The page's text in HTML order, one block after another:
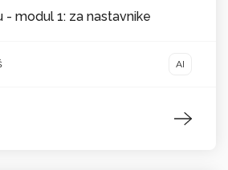
- modul 1: za nastavnike
AI